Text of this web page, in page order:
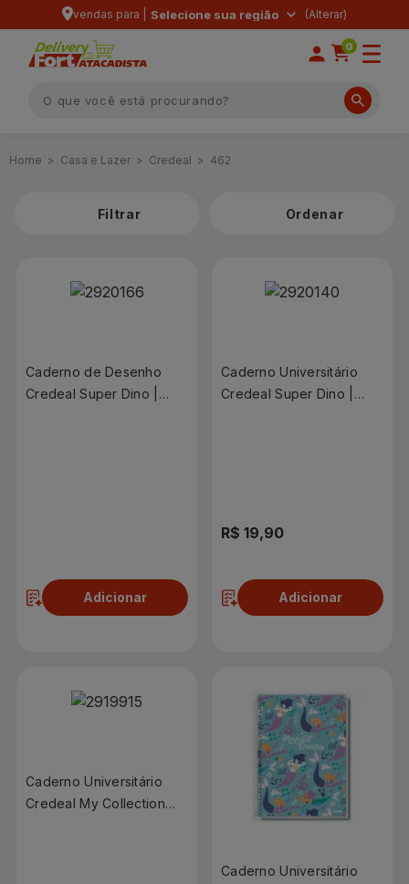
vendas para | Selecione sua região
0
Casa e Lazer Credeal 462
Filtrar
Caderno de Desenho
Credeal Super Dino |
Adicionar
Caderno Universitário
Credeal Super Dino |
R$ 19,90
Adicionar
Caderno Universitário
Credeal My Collection
Caderno Universitário